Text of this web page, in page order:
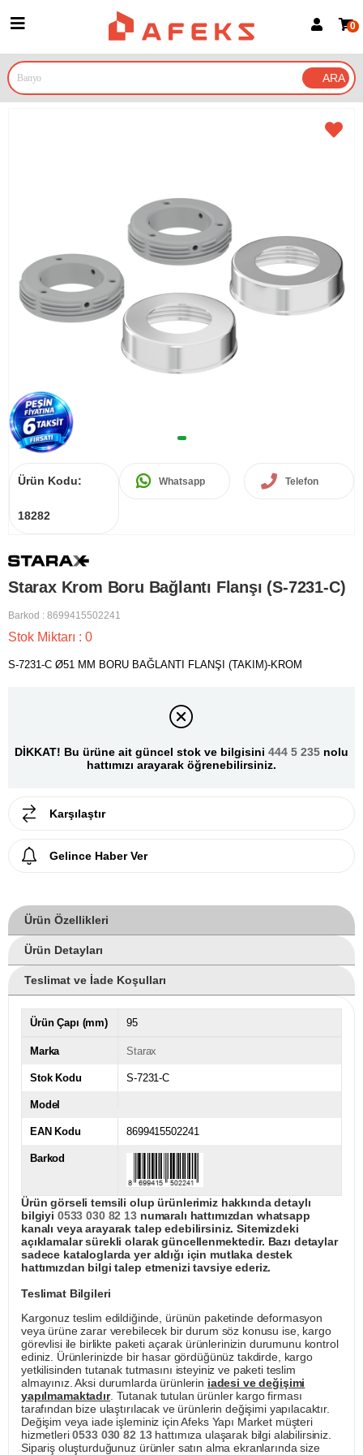
Google İle Bağlan
0
Ürün Kodu:
18282
Whatsapp Telefon
Starax Krom Boru Bağlantı Flanşı (S-7231-C)
Barkod : 8699415502241
Stok Miktarı : 0
S-7231-C Ø51 MM BORU BAĞLANTI FLANŞI (TAKIM)-KROM
DİKKAT! Bu ürüne ait güncel stok ve bilgisini 444 5 235 nolu
hattımızı arayarak öğrenebilirsiniz.
Karşılaştır
Gelince Haber Ver
Ürün Özellikleri
Ürün Detayları
Teslimat ve İade Koşulları
Ürün Çapı (mm) 95
Marka Starax
Stok Kodu S-7231-C
Model
EAN Kodu 8699415502241
Barkod
Ürün görseli temsili olup ürünlerimiz hakkında detaylı
bilgiyi 0533 030 82 13numaralı hattımızdan whatsapp
kanalı veya arayarak talep edebilirsiniz. Sitemizdeki
açıklamalar sürekli olarak güncellenmektedir. Bazı detaylar
sadece kataloglarda yer aldığı için mutlaka destek
hattımızdan bilgi talep etmenizi tavsiye ederiz.
Teslimat Bilgileri
Kargonuz teslim edildiğinde, ürünün paketinde deformasyon
veya ürüne zarar verebilecek bir durum söz konusu ise, kargo
görevlisi ile birlikte paketi açarak ürünlerinizin durumunu kontrol
ediniz. Ürünlerinizde bir hasar gördüğünüz takdirde, kargo
yetkilisinden tutanak tutmasını isteyiniz ve paketi teslim
almayınız. Aksi durumlarda ürünlerin iadesi ve değişimi
yapılmamaktadır. Tutanak tutulan ürünler kargo firması
tarafından bize ulaştırılacak ve ürünlerin değişimi yapılacaktır.
Değişim veya iade işleminiz için Afeks Yapı Market müşteri
hizmetleri0533 030 82 13hattımıza ulaşarak bilgi alabilirsiniz.
Sipariş oluşturduğunuz ürünler satın alma ekranlarında size